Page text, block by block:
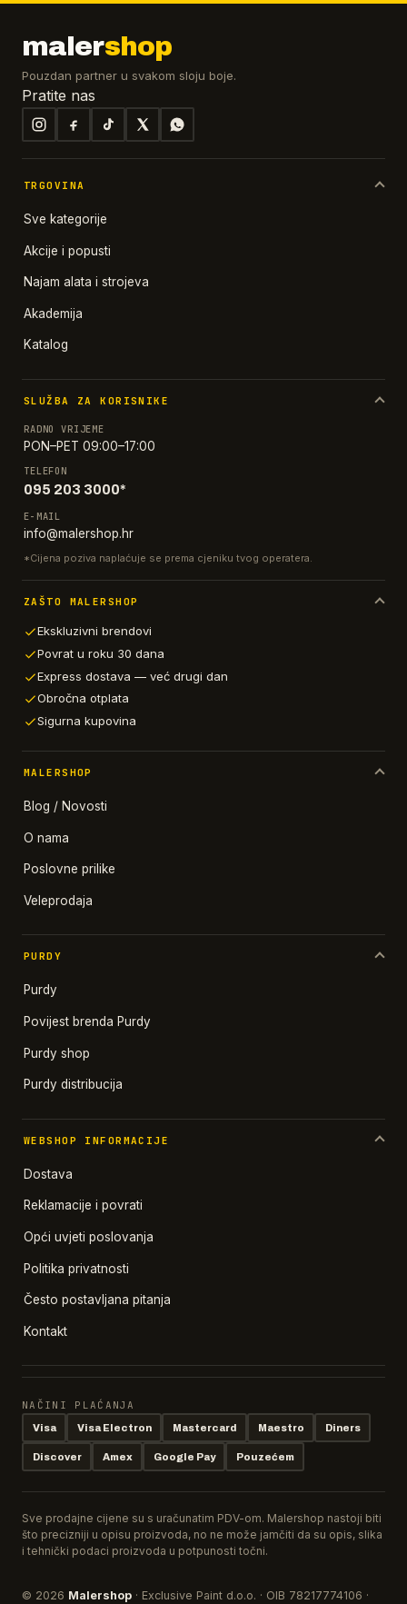
malershop
Pouzdan partner u svakom sloju boje.
Pratite nas
TRGOVINA
Sve kategorije
Akcije i popusti
Najam alata i strojeva
Akademija
Katalog
SLUŽBA ZA KORISNIKE
RADNO VRIJEME
PON–PET 09:00–17:00
TELEFON
095 203 3000*
E-MAIL
info@malershop.hr
*Cijena poziva naplaćuje se prema cjeniku tvog operatera.
ZAŠTO MALERSHOP
Ekskluzivni brendovi
Povrat u roku 30 dana
Express dostava — već drugi dan
Obročna otplata
Sigurna kupovina
MALERSHOP
Blog / Novosti
O nama
Poslovne prilike
Veleprodaja
PURDY
Purdy
Povijest brenda Purdy
Purdy shop
Purdy distribucija
WEBSHOP INFORMACIJE
Dostava
Reklamacije i povrati
Opći uvjeti poslovanja
Politika privatnosti
Često postavljana pitanja
Kontakt
NAČINI PLAĆANJA
Visa Visa Electron Mastercard Maestro Diners
Discover Amex Google Pay Pouzećem
Sve prodajne cijene su s uračunatim PDV-om. Malershop nastoji biti
što precizniji u opisu proizvoda, no ne može jamčiti da su opis, slika
i tehnički podaci proizvoda u potpunosti točni.
© 2026 Malershop · Exclusive Paint d.o.o. · OIB 78217774106 ·